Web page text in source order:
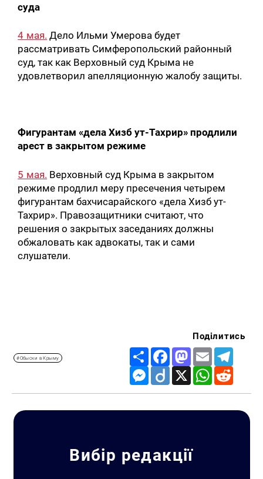
суда
4 мая. Дело Ильми Умерова будет
рассматривать Симферопольский районный
суд, так как Верховный суд Крыма не
удовлетворил апелляционную жалобу защиты.
Фигурантам «дела Хизб ут-Тахрир» продлили
арест в закрытом режиме
5 мая. Верховный суд Крыма в закрытом
режиме продлил меру пресечения четырем
фигурантам бахчисарайского «дела Хизб ут-
Тахрир». Правозащитники считают, что
решения о закрытых заседаниях должны
обжаловать как адвокаты, так и сами
слушатели.
#Обыски в Крыму
Поділитись
Share FacebookMastodon
Email
Messenger
Diigo X WhatsApp
Вибір редакції